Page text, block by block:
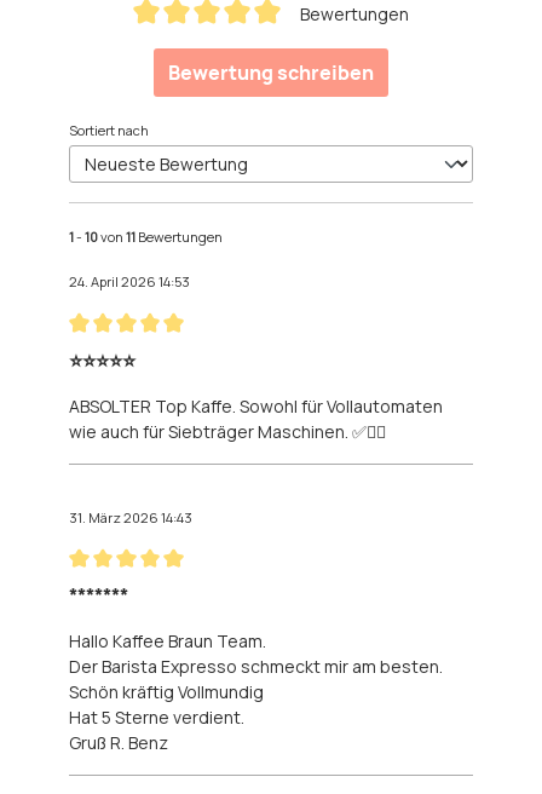
Bewertungen
Bewertung schreiben
Sortiert nach
1-10von11 Bewertungen
24. April 2026 14:53
Bewertung mit 5 von 5 Sternen
⭐️⭐️⭐️⭐️⭐️
ABSOLTER Top Kaffe. Sowohl für Vollautomaten
wie auch für Siebträger Maschinen. ✅👍🏻
31. März 2026 14:43
Bewertung mit 5 von 5 Sternen
*******
Hallo Kaffee Braun Team.
Der Barista Expresso schmeckt mir am besten.
Schön kräftig Vollmundig
Hat 5 Sterne verdient.
Gruß R. Benz